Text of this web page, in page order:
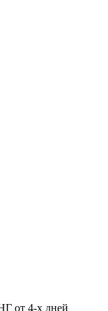
от 4-х дней